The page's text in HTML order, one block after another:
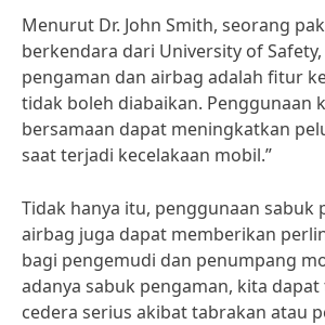
Menurut Dr. John Smith, seorang
berkendara dari University of Safety,
pengaman dan airbag adalah fitur
tidak boleh diabaikan. Penggunaan
bersamaan dapat meningkatkan
saat terjadi kecelakaan mobil.”
Tidak hanya itu, penggunaan sabuk
airbag juga dapat memberikan
bagi pengemudi dan penumpang
adanya sabuk pengaman, kita
cedera serius akibat tabrakan atau